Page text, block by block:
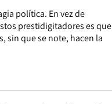
política. En vez de
prestidigitadores es que
sin que se note, hacen la